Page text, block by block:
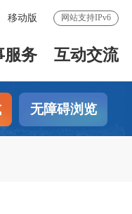
移动版 网站支持IPv6
服务 互动交流
无障碍浏览